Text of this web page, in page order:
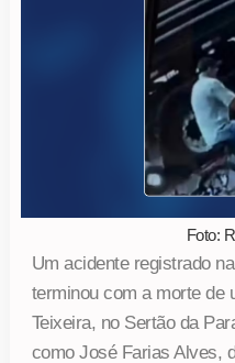
Foto:
Um acidente registrado
terminou com a morte de
Teixeira, no Sertão da
como José Farias Alves,